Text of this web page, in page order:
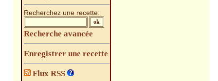
Recherchez une recette:
Recherche avancée
Enregistrer une recette
Flux RSS